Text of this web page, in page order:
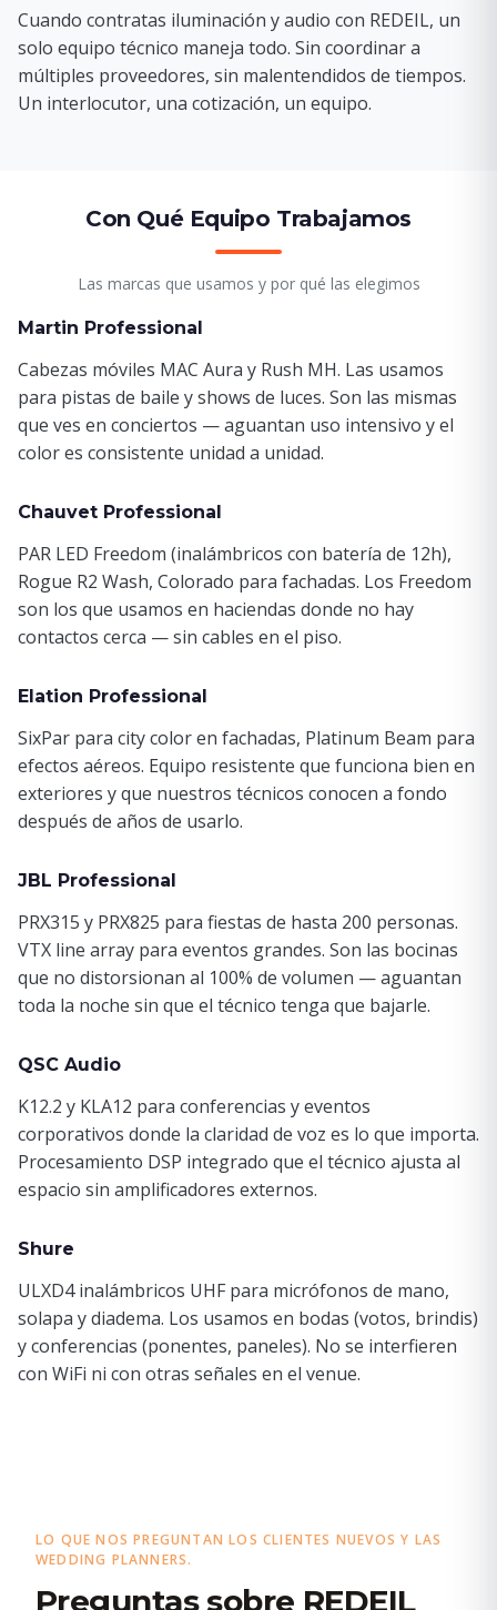
Cuando contratas iluminación y audio con REDEIL, un
solo equipo técnico maneja todo. Sin coordinar a
múltiples proveedores, sin malentendidos de tiempos.
Un interlocutor, una cotización, un equipo.
Con Qué Equipo Trabajamos
Las marcas que usamos y por qué las elegimos
Martin Professional
Cabezas móviles MAC Aura y Rush MH. Las usamos
para pistas de baile y shows de luces. Son las mismas
que ves en conciertos — aguantan uso intensivo y el
color es consistente unidad a unidad.
Chauvet Professional
PAR LED Freedom (inalámbricos con batería de 12h),
Rogue R2 Wash, Colorado para fachadas. Los Freedom
son los que usamos en haciendas donde no hay
contactos cerca — sin cables en el piso.
Elation Professional
SixPar para city color en fachadas, Platinum Beam para
efectos aéreos. Equipo resistente que funciona bien en
exteriores y que nuestros técnicos conocen a fondo
después de años de usarlo.
JBL Professional
PRX315 y PRX825 para fiestas de hasta 200 personas.
VTX line array para eventos grandes. Son las bocinas
que no distorsionan al 100% de volumen — aguantan
toda la noche sin que el técnico tenga que bajarle.
QSC Audio
K12.2 y KLA12 para conferencias y eventos
corporativos donde la claridad de voz es lo que importa.
Procesamiento DSP integrado que el técnico ajusta al
espacio sin amplificadores externos.
Shure
ULXD4 inalámbricos UHF para micrófonos de mano,
solapa y diadema. Los usamos en bodas (votos, brindis)
y conferencias (ponentes, paneles). No se interfieren
con WiFi ni con otras señales en el venue.
LO QUE NOS PREGUNTAN LOS CLIENTES NUEVOS Y LAS
WEDDING PLANNERS.
Preguntas sobre REDEIL